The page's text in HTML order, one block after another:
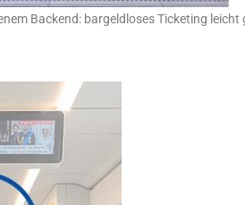
Backend: bargeldloses Ticketing leicht